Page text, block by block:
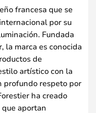
francesa que se
por su
Fundada
la marca es conocida
de
artístico con la
profundo respeto por
ha creado
que aportan